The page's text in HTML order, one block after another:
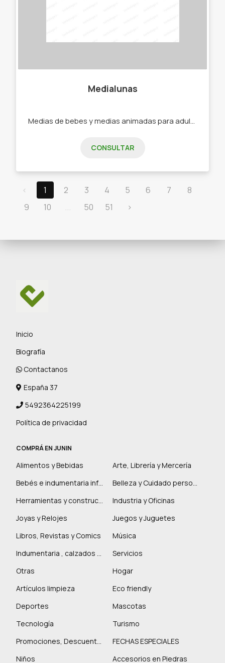
Medialunas
CONSULTAR
‹ 1 2 3 4 5 6 7
8
9
10 ... 50 51 ›
Inicio
Biografía
Contactanos
España 37
5492364225199
Política de privacidad
COMPRÁ EN JUNIN
Alimentos y Bebidas
Arte, Librería y Mercería
Bebés e indumentaria infantil
Belleza y Cuidado personal
Herramientas y construcción
Industria y Oficinas
Joyas y Relojes
Juegos y Juguetes
Libros, Revistas y Comics
Música
Indumentaria , calzados y marroquinería
Servicios
Otras
Hogar
Artículos limpieza
Eco friendly
Deportes
Mascotas
Tecnología
Turismo
Promociones, Descuentos y más
FECHAS ESPECIALES
Niños
Accesorios en Piedras